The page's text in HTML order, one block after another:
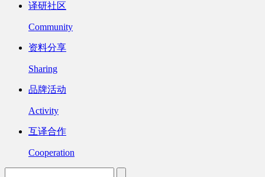
译研社区
Community
资料分享
Sharing
品牌活动
Activity
互译合作
Cooperation